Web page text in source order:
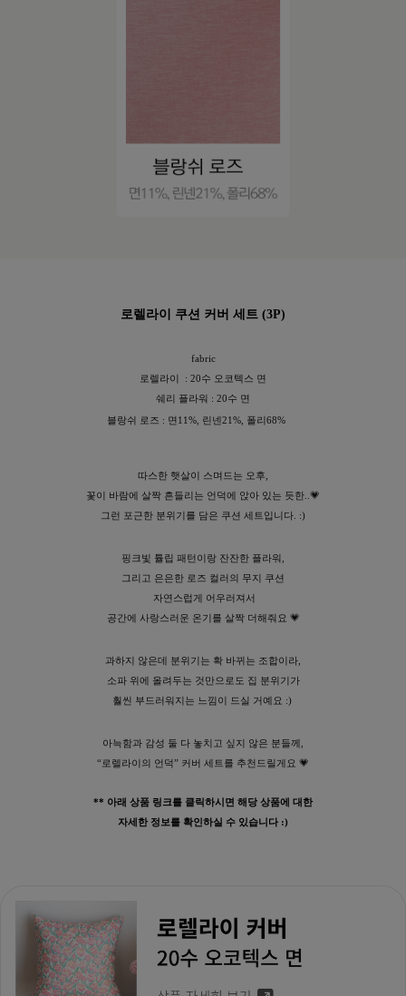
로렐라이 쿠션 커버 세트 (3P)
fabric
로렐라이 : 20수 오코텍스 면
쉐리 플라워 : 20수 면
블랑쉬 로즈 : 면11%, 린넨21%, 폴리68%
따스한 햇살이 스며드는 오후,
꽃이 바람에 살짝 흔들리는 언덕에 앉아 있는 듯한..💗
그런 포근한 분위기를 담은 쿠션 세트입니다. :)
핑크빛 튤립 패턴이랑 잔잔한 플라워,
그리고 은은한 로즈 컬러의 무지 쿠션
자연스럽게 어우러져서
공간에 사랑스러운 온기를 살짝 더해줘요 💗
과하지 않은데 분위기는 확 바뀌는 조합이라,
소파 위에 올려두는 것만으로도 집 분위기가
훨씬 부드러워지는 느낌이 드실 거예요 :)
아늑함과 감성 둘 다 놓치고 싶지 않은 분들께,
“로렐라이의 언덕” 커버 세트를 추천드릴게요 💗
** 아래 상품 링크를 클릭하시면 해당 상품에 대한
자세한 정보를 확인하실 수 있습니다 :)